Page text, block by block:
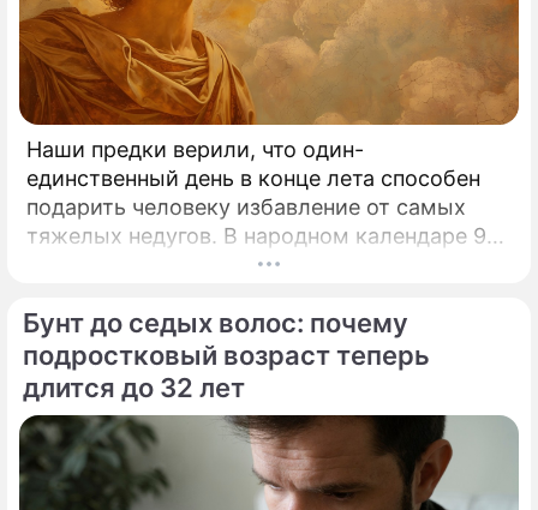
Наши предки верили, что один-
единственный день в конце лета способен
подарить человеку избавление от самых
тяжелых недугов. В народном календаре 9
августа занимает особое, почти
Бунт до седых волос: почему
подростковый возраст теперь
длится до 32 лет